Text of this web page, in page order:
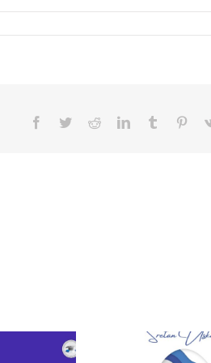
Facebook
TwitterRedditLinkedInTumblr